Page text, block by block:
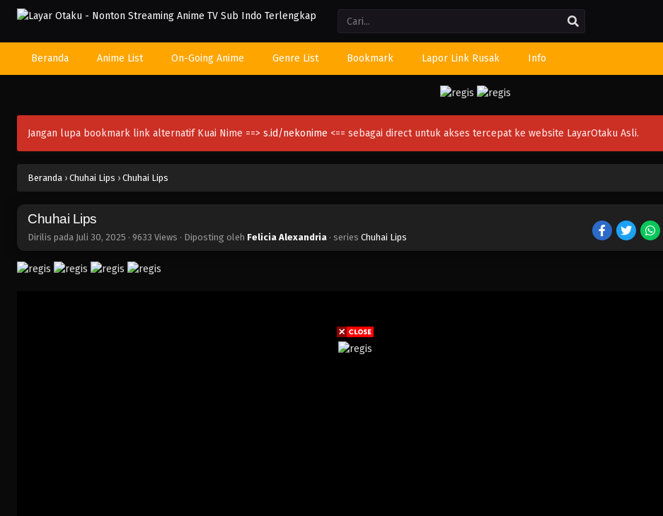
Beranda Anime List On-Going Anime Genre List Bookmark Lapor Link Rusak Info
Jangan lupa bookmark link alternatif Kuai Nime ==> s.id/nekonime <== sebagai direct untuk akses tercepat ke website LayarOtaku Asli.
Beranda › Chuhai Lips › Chuhai Lips
Chuhai Lips
Dirilis pada Juli 30, 2025 · 9633 Views · Diposting oleh Felicia Alexandria · series Chuhai Lips